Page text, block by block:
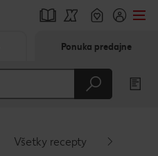
Ponuka predajne
Všetky recepty